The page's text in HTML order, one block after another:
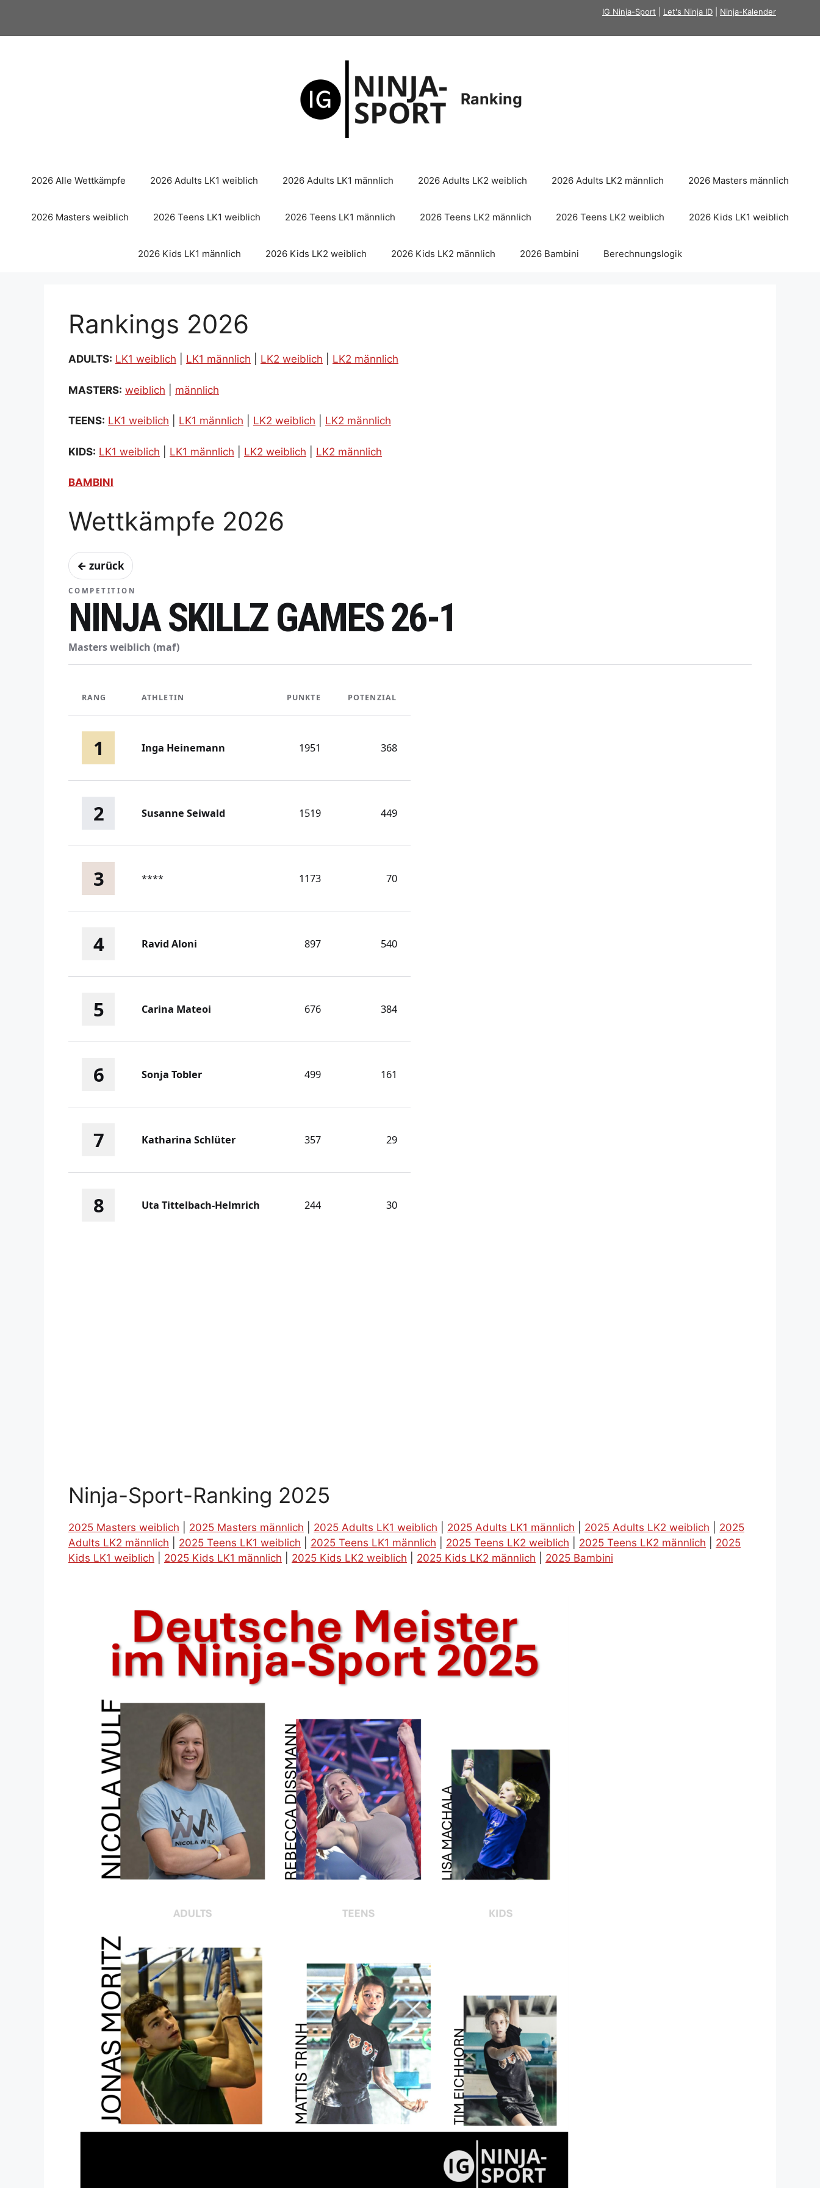
springen
IG Ninja-Sport Let's Ninja ID Ninja-Kalender
Ranking
2026 Alle Wettkämpfe 2026 Adults LK1 weiblich 2026 Adults LK1 männlich 2026 Adults LK2 weiblich 2026 Adults LK2 männlich 2026 Masters männlich
2026 Masters weiblich 2026 Teens LK1 weiblich 2026 Teens LK1 männlich 2026 Teens LK2 männlich 2026 Teens LK2 weiblich 2026 Kids LK1 weiblich
2026 Kids LK1 männlich 2026 Kids LK2 weiblich 2026 Kids LK2 männlich 2026 Bambini Berechnungslogik
Rankings 2026
ADULTS: LK1 weiblich LK1 männlich LK2 weiblich LK2 männlich
MASTERS: weiblich männlich
TEENS: LK1 weiblich LK1 männlich LK2 weiblich LK2 männlich
KIDS: LK1 weiblich LK1 männlich LK2 weiblich LK2 männlich
BAMBINI
Wettkämpfe 2026
← zurück
COMPETITION
NINJA SKILLZ GAMES 26-1
Masters weiblich (maf)
RANG ATHLETIN PUNKTE POTENZIAL
1 Inga Heinemann 1951 368
2 Susanne Seiwald 1519 449
3 **** 1173 70
4 Ravid Aloni 897 540
5 Carina Mateoi 676 384
6 Sonja Tobler 499 161
7 Katharina Schlüter 357 29
8 Uta Tittelbach-Helmrich 244 30
Ninja-Sport-Ranking 2025
2025 Masters weiblich 2025 Masters männlich 2025 Adults LK1 weiblich 2025 Adults LK1 männlich 2025 Adults LK2 weiblich
2025
Adults LK2 männlich
2025 Teens LK1 weiblich 2025 Teens LK1 männlich 2025 Teens LK2 weiblich 2025 Teens LK2 männlich
2025
Kids LK1 weiblich
2025 Kids LK1 männlich 2025 Kids LK2 weiblich 2025 Kids LK2 männlich 2025 Bambini